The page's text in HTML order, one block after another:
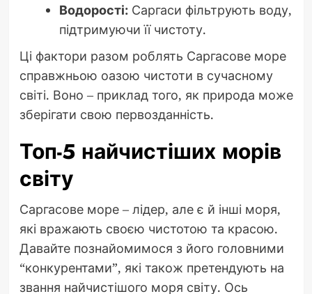
Водорості:Саргаси фільтрують воду,
підтримуючи її чистоту.
Ці фактори разом роблять Саргасове море
справжньою оазою чистоти в сучасному
світі. Воно – приклад того, як природа може
зберігати свою первозданність.
Топ-5 найчистіших морів
світу
Саргасове море – лідер, але є й інші моря,
які вражають своєю чистотою та красою.
Давайте познайомимося з його головними
“конкурентами”, які також претендують на
звання найчистішого моря світу. Ось